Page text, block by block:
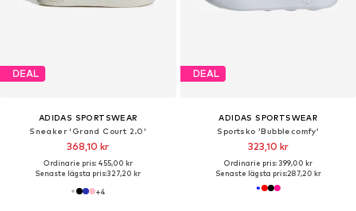
DEAL
ADIDAS SPORTSWEAR
Sneaker 'Grand Court 2.0'
368,10 kr
Ordinarie pris: 455,00 kr
Senaste lägsta pris:327,20 kr
+4
DEAL
ADIDAS SPORTSWEAR
Sportsko 'Bubblecomfy'
323,10 kr
Ordinarie pris: 399,00 kr
Senaste lägsta pris:287,20 kr